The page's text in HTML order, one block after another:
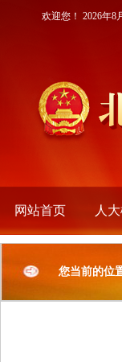
欢迎您！ 2026年8
网站首页 人
您当前的位